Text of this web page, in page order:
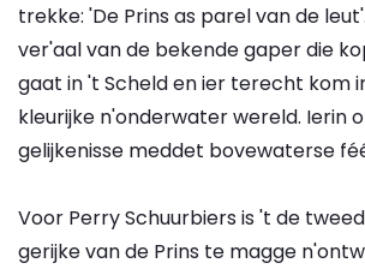
trekke: 'De Prins as parel van de
ver'aal van de bekende gaper die
gaat in 't Scheld en ier terecht kom
kleurijke n'onderwater wereld. Ierin
gelijkenisse meddet bovewaterse
Voor Perry Schuurbiers is 't de
gerijke van de Prins te magge